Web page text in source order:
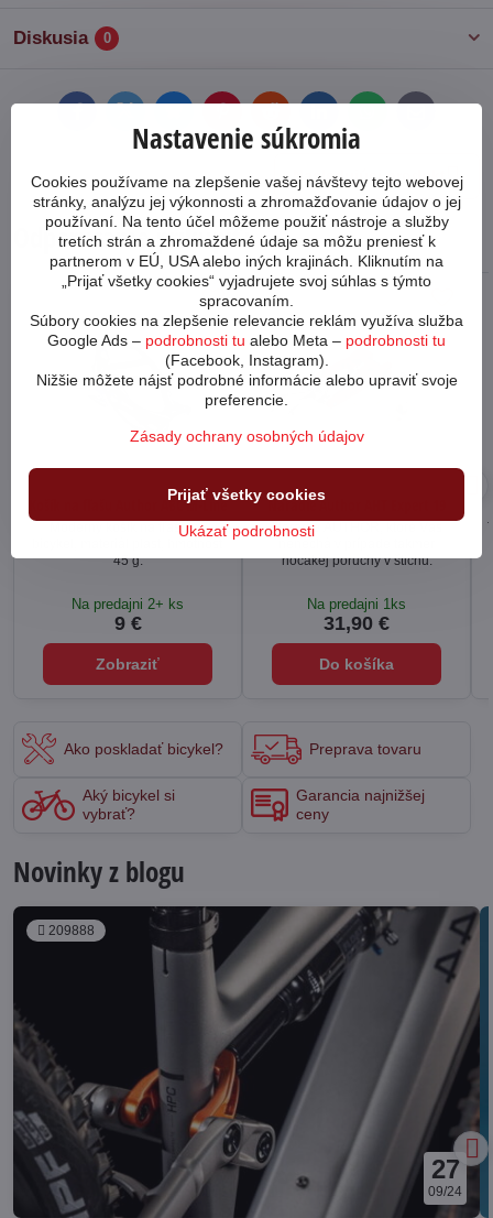
Diskusia 0
Novinky z blogu
209888
27
09/24
Nasledujúci produkt
Odporúčame prikúpiť:
Košík na fľašu Author ABC M-Line
Moderný košík na fľašu na
45 g.
Na predajni 2+ ks
9 €
Zobraziť
Náradie Author AHT Expert 19
Náradie AUTHOR, ktoré Vás
hocakej poruchy v štichu.
Na predajni 1ks
31,90 €
Do košíka
Ako poskladať bicykel? Preprava tovaru
Aký bicykel si
vybrať?
Garancia najnižšej
ceny
Nastavenie súkromia
Cookies používame na zlepšenie vašej návštevy tejto webovej
stránky, analýzu jej výkonnosti a zhromažďovanie údajov o jej
používaní. Na tento účel môžeme použiť nástroje a služby
tretích strán a zhromaždené údaje sa môžu preniesť k
partnerom v EÚ, USA alebo iných krajinách. Kliknutím na
„Prijať všetky cookies“ vyjadrujete svoj súhlas s týmto
spracovaním.
Súbory cookies na zlepšenie relevancie reklám využíva služba
Google Ads – podrobnosti tu alebo Meta – podrobnosti tu
(Facebook, Instagram).
Nižšie môžete nájsť podrobné informácie alebo upraviť svoje
preferencie.
Zásady ochrany osobných údajov
Ukázať podrobnosti
Prijať všetky cookies